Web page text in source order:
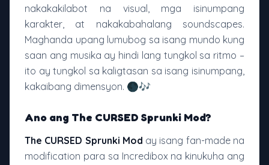
nakakakilabot na visual, mga isinumpang
karakter, at nakakabahalang soundscapes.
Maghanda upang lumubog sa isang mundo kung
saan ang musika ay hindi lang tungkol sa ritmo –
ito ay tungkol sa kaligtasan sa isang isinumpang,
kakaibang dimensyon. 🌑🎶
Ano ang The CURSED Sprunki Mod?
The CURSED Sprunki Mod ay isang fan-made na
modification para sa Incredibox na kinukuha ang